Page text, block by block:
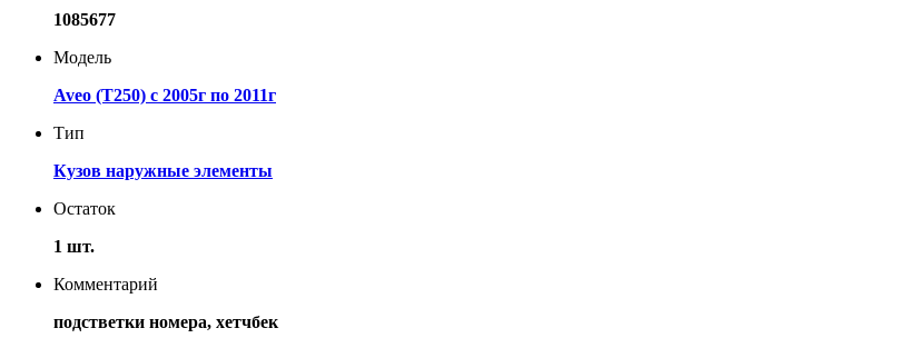
1085677
Модель
Aveo (T250) с 2005г по 2011г
Тип
Кузов наружные элементы
Остаток
1 шт.
Комментарий
подстветки номера, хетчбек